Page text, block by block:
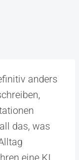
anders
das, was
eine KI